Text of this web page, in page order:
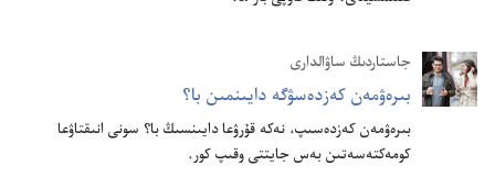
جاستاردىڭ ساۋالدارى
بىرە‌ۋمە‌ن كە‌زدە‌سۋگە دايىنمىن با؟‏
بىرە‌ۋمە‌ن كە‌زدە‌سىپ،‏ نە‌كە قۇ‌رۋعا دايىنسىڭ با؟‏ سونى انىقتاۋعا
كومە‌كتە‌سە‌تىن بە‌س جايتتى وقىپ كور.‏